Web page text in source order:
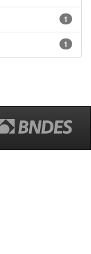
1
1